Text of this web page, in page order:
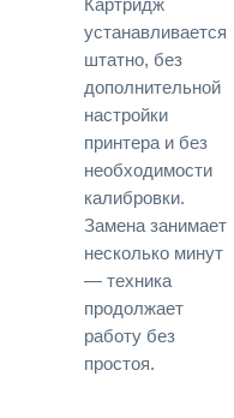
Картридж
устанавливается
штатно, без
дополнительной
настройки
принтера и без
необходимости
калибровки.
Замена занимает
несколько минут
— техника
продолжает
работу без
простоя.